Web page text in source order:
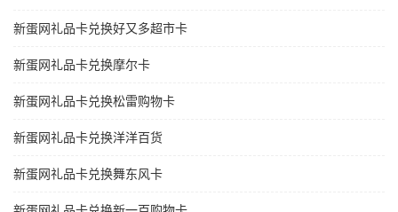
新蛋网礼品卡兑换好又多超市卡
新蛋网礼品卡兑换摩尔卡
新蛋网礼品卡兑换松雷购物卡
新蛋网礼品卡兑换洋洋百货
新蛋网礼品卡兑换舞东风卡